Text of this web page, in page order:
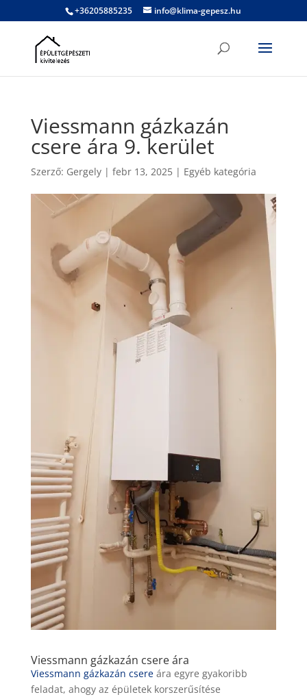
+36205885235 info@klima-gepesz.hu
Viessmann gázkazán
csere ára 9. kerület
Szerző: Gergely| febr 13, 2025| Egyéb kategória
Viessmann gázkazán csere ára
Viessmann gázkazán csereára egyre gyakoribb
feladat, ahogy az épületek korszerűsítése